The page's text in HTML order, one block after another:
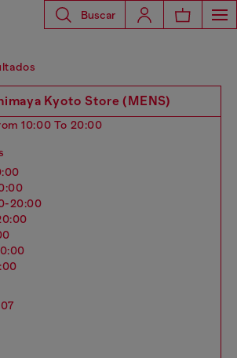
Buscar
Kyoto Store (MENS)
10:00 To 20:00
20:00